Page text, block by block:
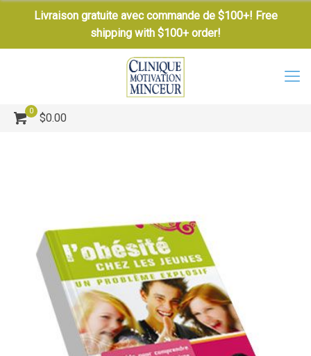
Livraison gratuite avec commande de $100+! Free
shipping with $100+ order!
0
$0.00